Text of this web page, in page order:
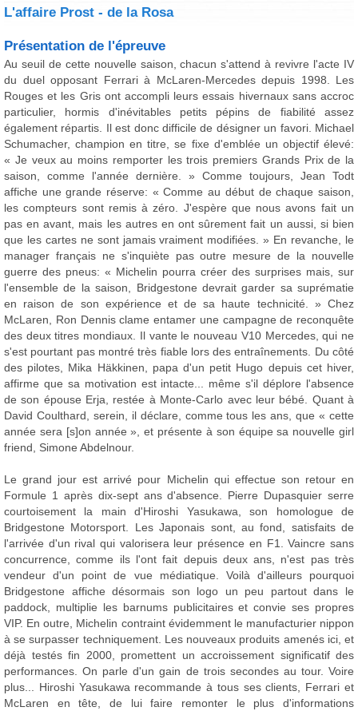
L'affaire Prost - de la Rosa
Présentation de l'épreuve
Au seuil de cette nouvelle saison, chacun s'attend à revivre l'acte IV
du duel opposant Ferrari à McLaren-Mercedes depuis 1998. Les
Rouges et les Gris ont accompli leurs essais hivernaux sans accroc
particulier, hormis d'inévitables petits pépins de fiabilité assez
également répartis. Il est donc difficile de désigner un favori. Michael
Schumacher, champion en titre, se fixe d'emblée un objectif élevé:
« Je veux au moins remporter les trois premiers Grands Prix de la
saison, comme l'année dernière. » Comme toujours, Jean Todt
affiche une grande réserve: « Comme au début de chaque saison,
les compteurs sont remis à zéro. J'espère que nous avons fait un
pas en avant, mais les autres en ont sûrement fait un aussi, si bien
que les cartes ne sont jamais vraiment modifiées. » En revanche, le
manager français ne s'inquiète pas outre mesure de la nouvelle
guerre des pneus: « Michelin pourra créer des surprises mais, sur
l'ensemble de la saison, Bridgestone devrait garder sa suprématie
en raison de son expérience et de sa haute technicité. » Chez
McLaren, Ron Dennis clame entamer une campagne de reconquête
des deux titres mondiaux. Il vante le nouveau V10 Mercedes, qui ne
s'est pourtant pas montré très fiable lors des entraînements. Du côté
des pilotes, Mika Häkkinen, papa d'un petit Hugo depuis cet hiver,
affirme que sa motivation est intacte... même s'il déplore l'absence
de son épouse Erja, restée à Monte-Carlo avec leur bébé. Quant à
David Coulthard, serein, il déclare, comme tous les ans, que « cette
année sera [s]on année », et présente à son équipe sa nouvelle girl
friend, Simone Abdelnour.
Le grand jour est arrivé pour Michelin qui effectue son retour en
Formule 1 après dix-sept ans d'absence. Pierre Dupasquier serre
courtoisement la main d'Hiroshi Yasukawa, son homologue de
Bridgestone Motorsport. Les Japonais sont, au fond, satisfaits de
l'arrivée d'un rival qui valorisera leur présence en F1. Vaincre sans
concurrence, comme ils l'ont fait depuis deux ans, n'est pas très
vendeur d'un point de vue médiatique. Voilà d'ailleurs pourquoi
Bridgestone affiche désormais son logo un peu partout dans le
paddock, multiplie les barnums publicitaires et convie ses propres
VIP. En outre, Michelin contraint évidemment le manufacturier nippon
à se surpasser techniquement. Les nouveaux produits amenés ici, et
déjà testés fin 2000, promettent un accroissement significatif des
performances. On parle d'un gain de trois secondes au tour. Voire
plus... Hiroshi Yasukawa recommande à tous ses clients, Ferrari et
McLaren en tête, de lui faire remonter le plus d'informations